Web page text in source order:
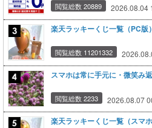
閲覧総数 20889 2026.08.04
楽天ラッキーくじ一覧（PC版）
閲覧総数 11201332
スマホは常に手元に・微笑み
閲覧総数 2233 2026.08.07
楽天ラッキーくじ一覧（スマホ